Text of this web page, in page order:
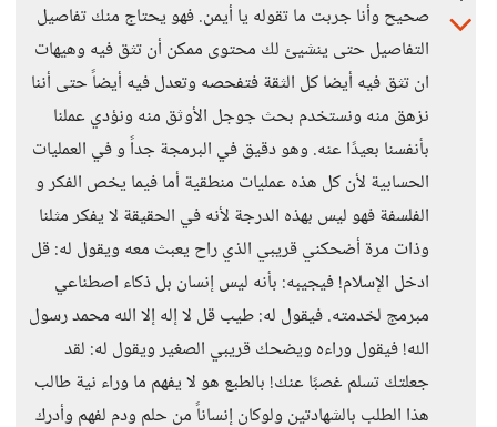
صحيح وأنا جربت ما تقوله يا أيمن. فهو يحتاج منك تفاصيل
التفاصيل حتى ينشيئ لك محتوى ممكن أن تثق فيه وهيهات
ان تثق فيه أيضا كل الثقة فتفحصه وتعدل فيه أيضاً حتى أننا
نزهق منه ونستخدم بحث جوجل الأوثق منه ونؤدي عملنا
بأنفسنا بعيدًا عنه. وهو دقيق في البرمجة جداً و في العمليات
الحسابية لأن كل هذه عمليات منطقية أما فيما يخص الفكر و
الفلسفة فهو ليس بهذه الدرجة لأنه في الحقيقة لا يفكر مثلنا
وذات مرة أضحكني قريبي الذي راح يعبث معه ويقول له: قل
ادخل الإسلام! فيجيبه: بأنه ليس إنسان بل ذكاء اصطناعي
مبرمج لخدمته. فيقول له: طيب قل لا إله إلا الله محمد رسول
الله! فيقول وراءه ويضحك قريبي الصغير ويقول له: لقد
جعلتك تسلم غصبًا عنك! بالطبع هو لا يفهم ما وراء نية طالب
هذا الطلب بالشهادتين ولوكان إنساناً من حلم ودم لفهم وأدرك